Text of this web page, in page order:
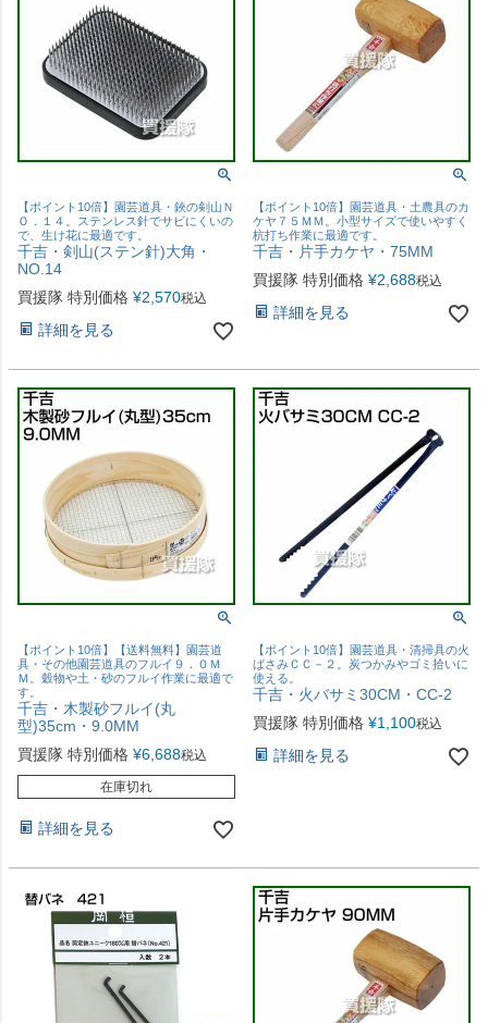
【ポイント10倍】園芸道具・鋏の剣山Ｎ
Ｏ．１４。ステンレス針でサビにくいの
で、生け花に最適です。
千吉・剣山(ステン針)大角・
NO.14
買援隊 特別価格 ¥2,570税込
詳細を見る
【ポイント10倍】園芸道具・土農具のカ
ケヤ７５ＭＭ。小型サイズで使いやすく
杭打ち作業に最適です。
千吉・片手カケヤ・75MM
買援隊 特別価格 ¥2,688税込
詳細を見る
【ポイント10倍】【送料無料】園芸道
具・その他園芸道具のフルイ９．０Ｍ
Ｍ。穀物や土・砂のフルイ作業に最適で
す。
千吉・木製砂フルイ(丸
型)35cm・9.0MM
買援隊 特別価格 ¥6,688税込
在庫切れ
詳細を見る
【ポイント10倍】園芸道具・清掃具の火
ばさみＣＣ－２。炭つかみやゴミ拾いに
使える。
千吉・火バサミ30CM・CC-2
買援隊 特別価格 ¥1,100税込
詳細を見る